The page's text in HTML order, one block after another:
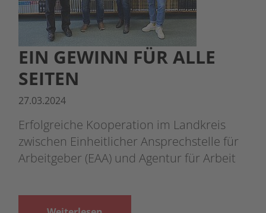
EIN GEWINN FÜR ALLE
SEITEN
27.03.2024
Erfolgreiche Kooperation im Landkreis
zwischen Einheitlicher Ansprechstelle für
Arbeitgeber (EAA) und Agentur für Arbeit